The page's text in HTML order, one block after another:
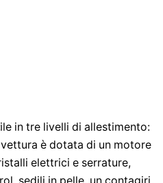
in tre livelli di allestimento:
è dotata di un motore
elettrici e serrature,